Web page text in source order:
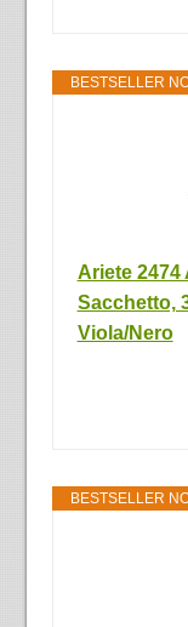
BESTSELLER
Ariete 2474
Sacchetto,
Viola/Nero
BESTSELLER